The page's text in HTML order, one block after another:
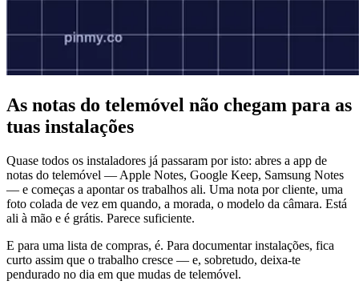
As notas do telemóvel não chegam para as
tuas instalações
Quase todos os instaladores já passaram por isto: abres a app de
notas do telemóvel — Apple Notes, Google Keep, Samsung Notes
— e começas a apontar os trabalhos ali. Uma nota por cliente, uma
foto colada de vez em quando, a morada, o modelo da câmara. Está
ali à mão e é grátis. Parece suficiente.
E para uma lista de compras, é. Para documentar instalações, fica
curto assim que o trabalho cresce — e, sobretudo, deixa-te
pendurado no dia em que mudas de telemóvel.